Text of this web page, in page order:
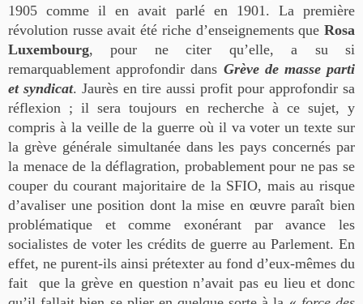
1905 comme il en avait parlé en 1901. La première
révolution russe avait été riche d’enseignements que Rosa
Luxembourg, pour ne citer qu’elle, a su si
remarquablement approfondir dans Grève de masse parti
et syndicat. Jaurès en tire aussi profit pour approfondir sa
réflexion ; il sera toujours en recherche à ce sujet, y
compris à la veille de la guerre où il va voter un texte sur
la grève générale simultanée dans les pays concernés par
la menace de la déflagration, probablement pour ne pas se
couper du courant majoritaire de la SFIO, mais au risque
d’avaliser une position dont la mise en œuvre paraît bien
problématique et comme exonérant par avance les
socialistes de voter les crédits de guerre au Parlement. En
effet, ne purent-ils ainsi prétexter au fond d’eux-mêmes du
fait que la grève en question n’avait pas eu lieu et donc